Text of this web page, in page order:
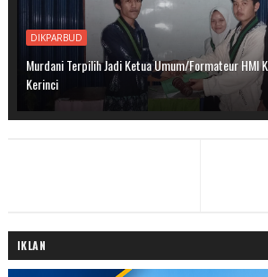
DIKPARBUD
Murdani Terpilih Jadi Ketua Umum/Formateur HMI
Kerinci
IKLAN